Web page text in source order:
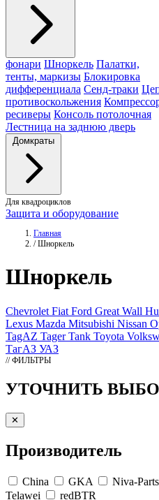
фонари Шноркель Палатки,
тенты, маркизы Блокировка
дифференциала Сенд-траки
противоскольжения
ресиверы Консоль потолочная
Лестница на заднюю дверь
Домкраты
Для квадроциклов
Защита и оборудование
Главная
/ Шноркель
Шноркель
Chevrolet Fiat Ford Great Wall
Lexus Mazda Mitsubishi Nissan
TagAZ TagerTank Toyota
ТагАЗ УАЗ
// ФИЛЬТРЫ
УТОЧНИТЬ
✕
Производитель
China GKA Niva-Parts
Telawei
redBTR